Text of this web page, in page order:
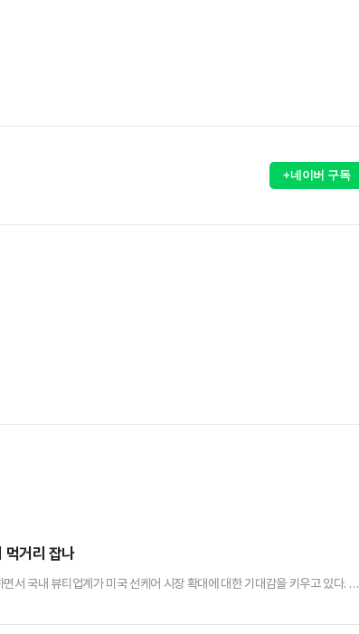
+네이버 구독
거리 잡나
서 국내 뷰티업계가 미국 선케어 시장 확대에 대한 기대감을 키우고 있다. K
단제에 ‘베모트리지놀(Bemotrizinol)’ 성분 사용을 최종 승인했다. 8월 9